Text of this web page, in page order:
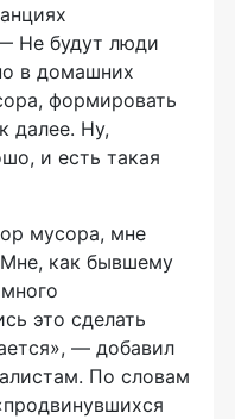
Не будут люди
в домашних
формировать
далее. Ну,
и есть такая
мусора, мне
как бывшему
это сделать
— добавил
По словам